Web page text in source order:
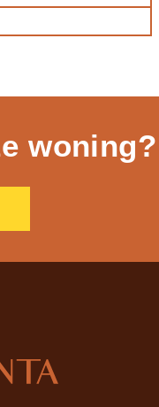
woning?